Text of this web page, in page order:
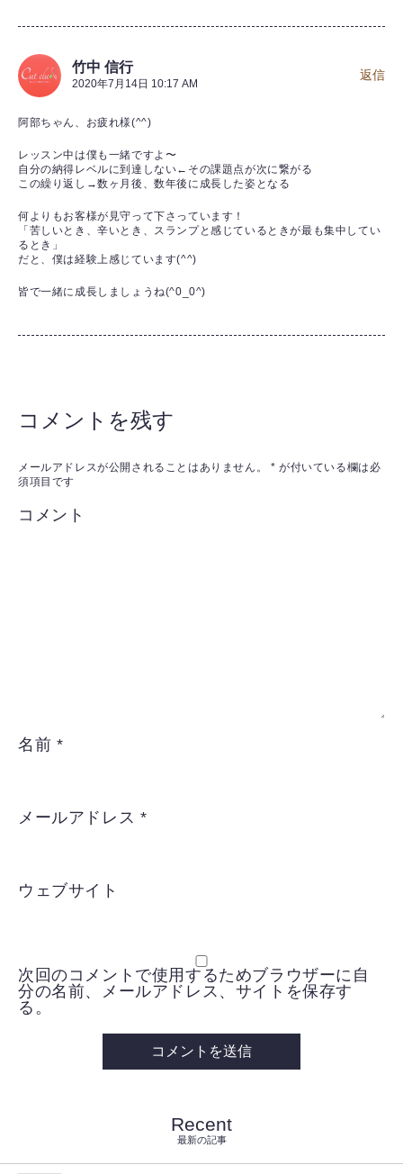
竹中 信行
2020年7月14日 10:17 AM
阿部ちゃん、お疲れ様(^^)
レッスン中は僕も一緒ですよ〜
自分の納得レベルに到達しない←その課題点が次に繋がる
この繰り返し→数ヶ月後、数年後に成長した姿となる
何よりもお客様が見守って下さっています！
「苦しいとき、辛いとき、スランプと感じているときが最も集中してい
るとき」
だと、僕は経験上感じています(^^)
皆で一緒に成長しましょうね(^0_0^)
返信
コメントを残す
メールアドレスが公開されることはありません。 * が付いている欄は必
須項目です
コメント
名前 *
メールアドレス *
ウェブサイト
次回のコメントで使用するためブラウザーに自
分の名前、メールアドレス、サイトを保存す
る。
Recent
最新の記事